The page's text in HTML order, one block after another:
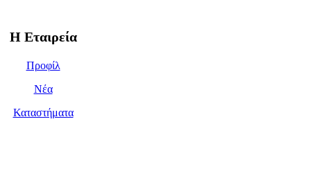
Η Εταιρεία
Προφίλ
Νέα
Καταστήματα